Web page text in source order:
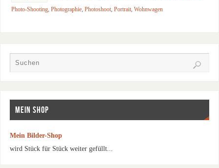
Photo-Shooting, Photographie, Photoshoot, Portrait, Wohnwagen
MEIN SHOP
Mein Bilder-Shop
wird Stück für Stück weiter gefüllt...